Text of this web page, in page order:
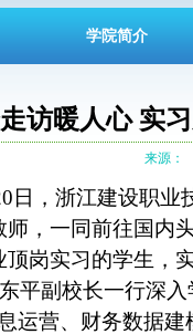
学院简介
访暖人心 实
来源：
，浙江建设职业
， 一同前往国内
顶岗实习的学生，
副校长一行深入
运营、财务数据